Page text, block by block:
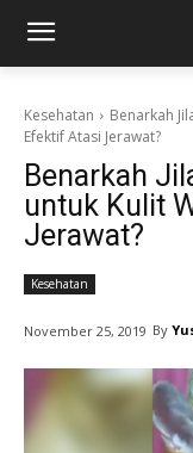
Kesehatan
Benarkah
Efektif Atasi Jerawat?
Benarkah
untuk Kulit
Jerawat?
Kesehatan
November 25, 2019 By